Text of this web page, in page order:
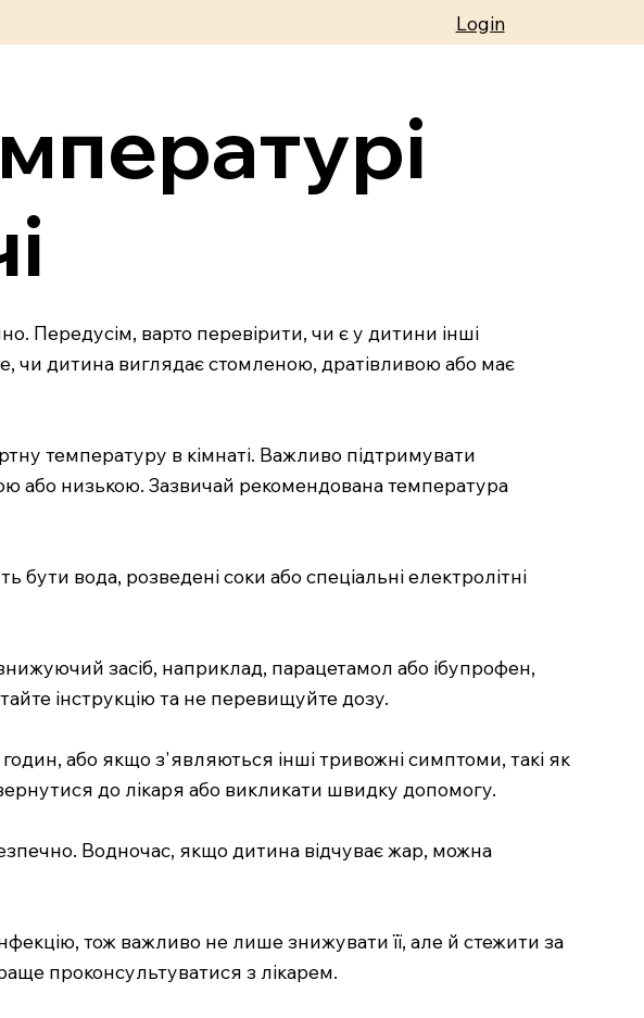
Login
Передусім, варто перевірити, чи є у дитини інші
чи дитина виглядає стомленою, дратівливою або має
температуру в кімнаті. Важливо підтримувати
або низькою. Зазвичай рекомендована температура
вода, розведені соки або спеціальні електролітні
засіб, наприклад, парацетамол або ібупрофен,
інструкцію та не перевищуйте дозу.
або якщо з'являються інші тривожні симптоми, такі як
до лікаря або викликати швидку допомогу.
Водночас, якщо дитина відчуває жар, можна
тож важливо не лише знижувати її, але й стежити за
проконсультуватися з лікарем.